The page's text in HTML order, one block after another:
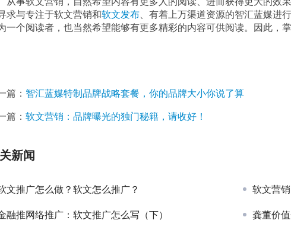
求与专注于软文营销和软文发布 、有着上万渠道资源的智汇蓝媒进
一个阅读者，也当然希望能够有更多精彩的内容可供阅读。因此，
篇： 智汇蓝媒特制品牌战略套餐，你的品牌大小你说了算
篇： 软文营销：品牌曝光的独门秘籍，请收好！
新闻
文推广怎么做？软文怎么推广？ 软文营
融推网络推广：软文推广怎么写（下） 龚董价